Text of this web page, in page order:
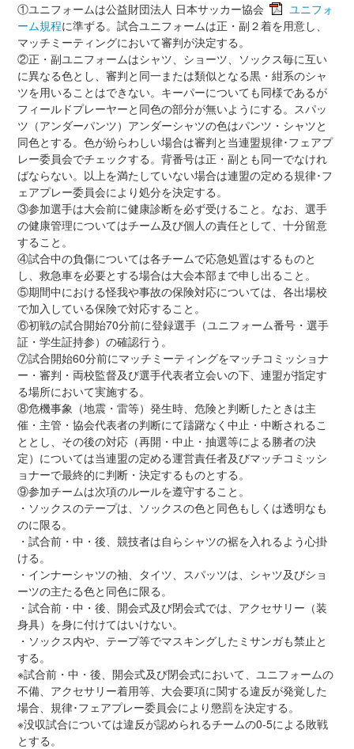
①ユニフォームは公益財団法人 日本サッカー協会
ユニフォ
ーム規程に準ずる。試合ユニフォームは正・副２着を用意し、
マッチミーティングにおいて審判が決定する。
②正・副ユニフォームはシャツ、ショーツ、ソックス毎に互い
に異なる色とし、審判と同一または類似となる黒・紺系のシャ
ツを用いることはできない。キーパーについても同様であるが
フィールドプレーヤーと同色の部分が無いようにする。スパッ
ツ（アンダーパンツ）アンダーシャツの色はパンツ・シャツと
同色とする。色が紛らわしい場合は審判と当連盟規律･フェアプ
レー委員会でチェックする。背番号は正・副とも同一でなけれ
ばならない。以上を満たしていない場合は連盟の定める規律･フ
ェアプレー委員会により処分を決定する。
③参加選手は大会前に健康診断を必ず受けること。なお、選手
の健康管理についてはチーム及び個人の責任として、十分留意
すること。
④試合中の負傷については各チームで応急処置はするものと
し、救急車を必要とする場合は大会本部まで申し出ること。
⑤期間中における怪我や事故の保険対応については、各出場校
で加入している保険で対応すること。
⑥初戦の試合開始70分前に登録選手（ユニフォーム番号・選手
証・学生証持参）の確認行う。
⑦試合開始60分前にマッチミーティングをマッチコミッショナ
ー・審判・両校監督及び選手代表者立会いの下、連盟が指定す
る場所において実施する。
⑧危機事象（地震・雷等）発生時、危険と判断したときは主
催・主管・協会代表者の判断にて躊躇なく中止・中断されるこ
ととし、その後の対応（再開・中止・抽選等による勝者の決
定）については当連盟の定める運営責任者及びマッチコミッシ
ョナーで最終的に判断・決定するものとする。
⑨参加チームは次項のルールを遵守すること。
・ソックスのテープは、ソックスの色と同色もしくは透明なも
のに限る。
・試合前・中・後、競技者は自らシャツの裾を入れるよう心掛
ける。
・インナーシャツの袖、タイツ、スパッツは、シャツ及びショ
ーツの主たる色と同色に限る。
・試合前・中・後、開会式及び閉会式では、アクセサリー（装
身具）を身に付けてはいけない。
・ソックス内や、テープ等でマスキングしたミサンガも禁止と
する。
※試合前・中・後、開会式及び閉会式において、ユニフォームの
不備、アクセサリー着用等、大会要項に関する違反が発覚した
場合、規律･フェアプレー委員会により懲罰を決定する。
※没収試合については違反が認められるチームの0-5による敗戦
とする。